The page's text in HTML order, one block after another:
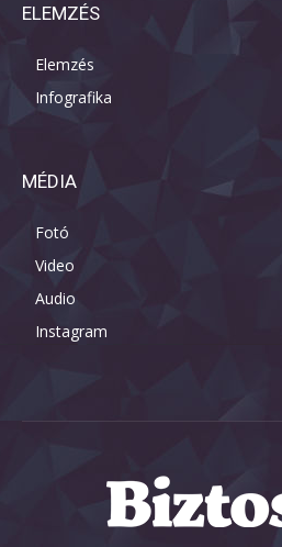
ELEMZÉS
Elemzés
Infografika
MÉDIA
Fotó
Video
Audio
Instagram